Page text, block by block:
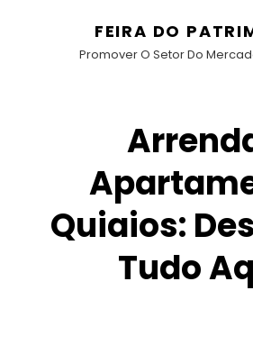
FEIRA DO
Promover O Setor Do
Quiaios:
Tudo